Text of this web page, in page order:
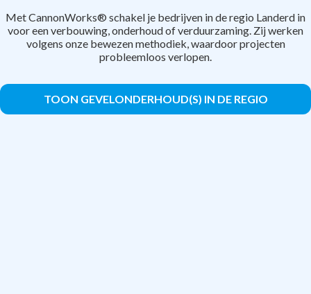
Met CannonWorks® schakel je bedrijven in de regio Landerd in
voor een verbouwing, onderhoud of verduurzaming. Zij werken
volgens onze bewezen methodiek, waardoor projecten
probleemloos verlopen.
TOON GEVELONDERHOUD(S) IN DE REGIO